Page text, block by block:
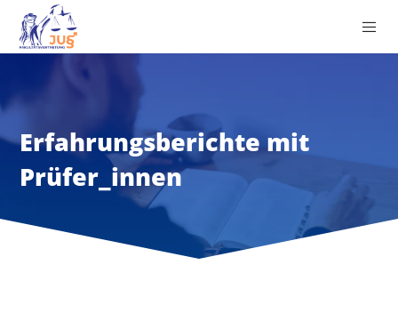
Erfahrungsberichte mit
Prüfer_innen